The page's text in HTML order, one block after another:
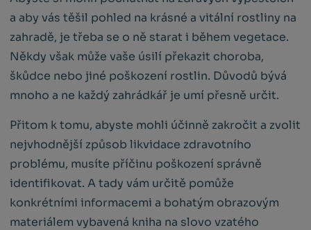
a aby vás těšil pohled na krásné a vitální rostliny na
zahradě, je třeba se o ně starat i během vegetace.
Někdy však může vaše úsilí překazit choroba,
škůdce nebo jiné poškození rostlin. Důvodů bývá
mnoho a ne každý zahrádkář je umí přesně určit.
Přitom k tomu, abyste mohli účinně zakročit a zvolit
nejvhodnější způsob likvidace zdravotního
problému, musíte příčinu poškození správně
identifikovat. A tady vám určitě pomůže
konkrétními informacemi a bohatým obrazovým
materiálem vybavená kniha na slovo vzatého